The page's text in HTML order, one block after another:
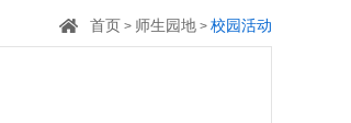
首页 > 师生园地 > 校园活动